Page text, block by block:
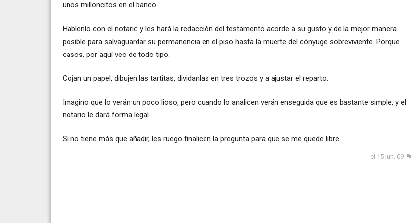
unos milloncitos en el banco.
Hablenlo con el notario y les hará la redacción del testamento acorde a su gusto y de la mejor manera
posible para salvaguardar su permanencia en el piso hasta la muerte del cónyuge sobreviviente. Porque
casos, por aquí veo de todo tipo.
Cojan un papel, dibujen las tartitas, dividanlas en tres trozos y a ajustar el reparto.
Imagino que lo verán un poco lioso, pero cuando lo analicen verán enseguida que es bastante simple, y el
notario le dará forma legal.
Si no tiene más que añadir, les ruego finalicen la pregunta para que se me quede libre.
el 15 jun. 09